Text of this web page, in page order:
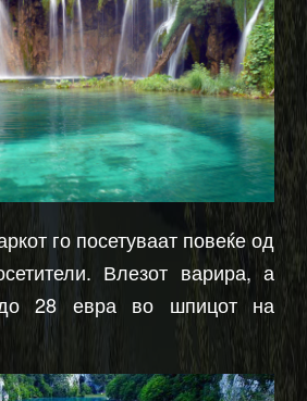
го посетуваат повеќе од
Влезот варира, а
28 евра во шпицот на